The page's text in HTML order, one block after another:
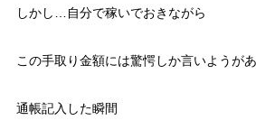
しかし…自分で稼いでおきながら
この手取り金額には驚愕しか言いようが
通帳記入した瞬間